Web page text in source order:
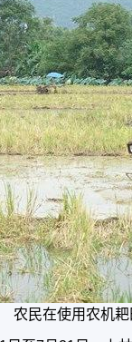
农民在使用农机耙